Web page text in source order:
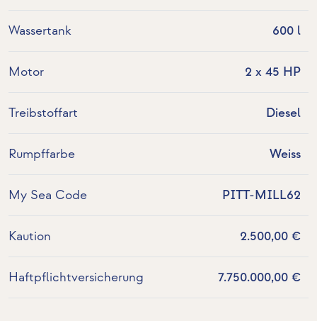
Wassertank 600 l
Motor 2 x 45 HP
Treibstoffart Diesel
Rumpffarbe Weiss
My Sea Code PITT-MILL62
Kaution 2.500,00 €
Haftpflichtversicherung 7.750.000,00 €